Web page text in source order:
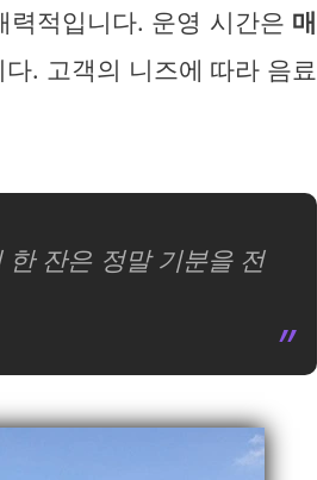
적입니다. 운영 시간은 매
. 고객의 니즈에 따라 음료
한 잔은 정말 기분을 전